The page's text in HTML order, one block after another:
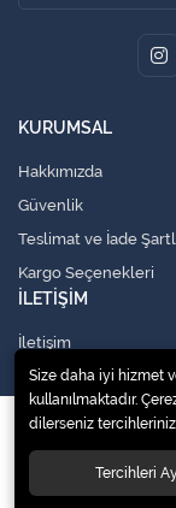
KURUMSAL
Hakkımızda
Güvenlik
Teslimat ve İade
Kargo Seçenekleri
İLETİŞİM
İletişim
© 2020Küresel
Size daha iyi hizmet
kullanılmaktadır.
dilerseniz
Tercihleri